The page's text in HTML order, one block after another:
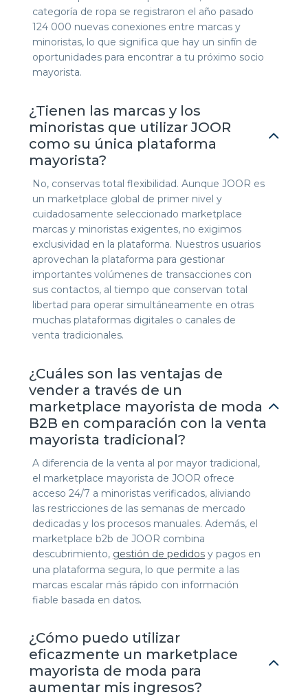
categoría de ropa se registraron el año pasado
124 000 nuevas conexiones entre marcas y
minoristas, lo que significa que hay un sinfín de
oportunidades para encontrar a tu próximo socio
mayorista.
¿Tienen las marcas y los
minoristas que utilizar JOOR
como su única plataforma
mayorista?
No, conservas total flexibilidad. Aunque JOOR es
un marketplace global de primer nivel y
cuidadosamente seleccionado marketplace
marcas y minoristas exigentes, no exigimos
exclusividad en la plataforma. Nuestros usuarios
aprovechan la plataforma para gestionar
importantes volúmenes de transacciones con
sus contactos, al tiempo que conservan total
libertad para operar simultáneamente en otras
muchas plataformas digitales o canales de
venta tradicionales.
¿Cuáles son las ventajas de
vender a través de un
marketplace mayorista de moda
B2B en comparación con la venta
mayorista tradicional?
A diferencia de la venta al por mayor tradicional,
el marketplace mayorista de JOOR ofrece
acceso 24/7 a minoristas verificados, aliviando
las restricciones de las semanas de mercado
dedicadas y los procesos manuales. Además, el
marketplace b2b de JOOR combina
descubrimiento, gestión de pedidosy pagos en
una plataforma segura, lo que permite a las
marcas escalar más rápido con información
fiable basada en datos.
¿Cómo puedo utilizar
eficazmente un marketplace
mayorista de moda para
aumentar mis ingresos?